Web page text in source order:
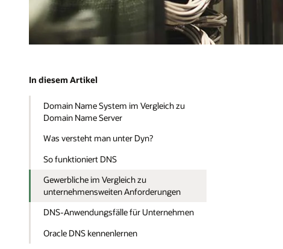
In diesem Artikel
Domain Name System im Vergleich zu
Domain Name Server
Was versteht man unter Dyn?
So funktioniert DNS
Gewerbliche im Vergleich zu
unternehmensweiten Anforderungen
DNS-Anwendungsfälle für Unternehmen
Oracle DNS kennenlernen